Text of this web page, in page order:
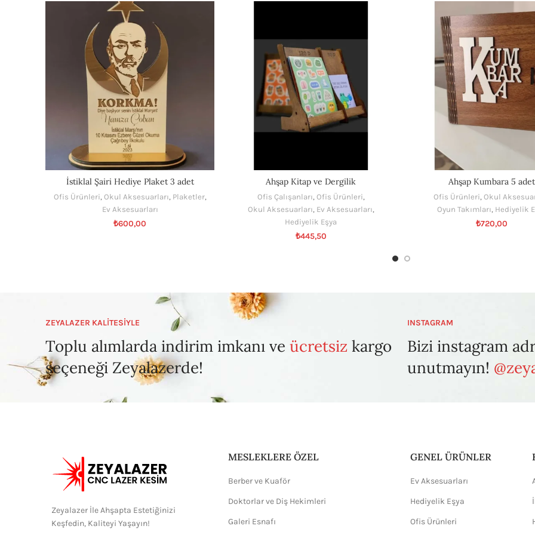
İstiklal Şairi Hediye Plaket 3 adet
Ofis Ürünleri, Okul Aksesuarları, Plaketler,
Ev Aksesuarları
₺600,00
Ahşap Kitap ve Dergilik
Ofis Çalışanları, Ofis Ürünleri,
Okul Aksesuarları, Ev Aksesuarları,
Hediyelik Eşya
₺445,50
Ahşap Kumbara 5 adet
Ofis Ürünleri, Okul
Oyun Takımları, Hediyelik
₺720,00
ZEYALAZER KALİTESİYLE
Toplu alımlarda indirim imkanı ve ücretsiz kargo
seçeneği Zeyalazerde!
INSTAGRAM
Bizi instagram
unutmayın!
Zeyalazer İle Ahşapta Estetiğinizi
Keşfedin, Kaliteyi Yaşayın!
MESLEKLERE ÖZEL
Berber ve Kuaför
Doktorlar ve Diş Hekimleri
Galeri Esnafı
GENEL ÜRÜNLER
Ev Aksesuarları
Hediyelik Eşya
Ofis Ürünleri